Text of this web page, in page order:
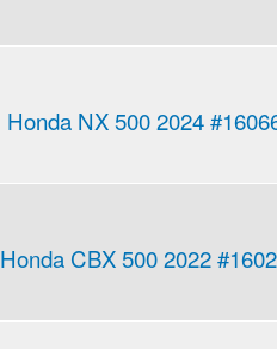
Honda NX 500 2024
Honda CBX 500 2022